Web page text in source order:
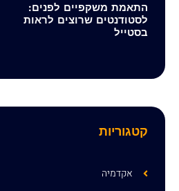
התאמת משקפיים לפנים:
לסטודנטים שרוצים לראות
בסטייל
קטגוריות
אקדמיה